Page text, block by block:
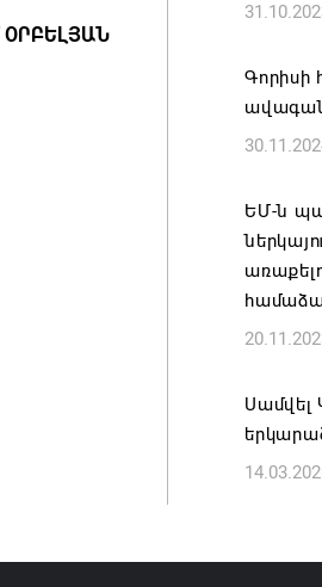
Կապան
է
Գորիսի
ԵՄ-ն